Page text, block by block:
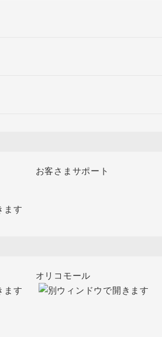
お客さまサポート
オリコモール